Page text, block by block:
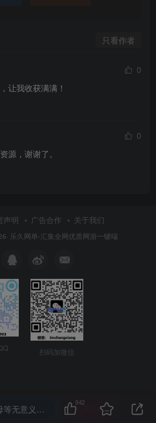
只看作者
0
让我收获满满！
0
源，谢谢了。
声明 广告合作 关于我们
乐久网单-汇集全网优质网游一键端
扫码加微信
请勿发布纯数字纯字母等无意义的回复，否则将受到扣除积分、禁言、等处罚。
942
主题强力驱动 联系作者